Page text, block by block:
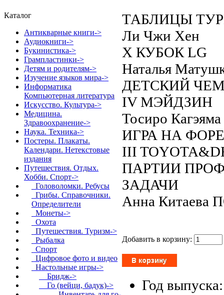
Каталог
Антикварные книги->
Аудиокниги->
Букинистика->
Грампластинки->
Детям и родителям->
Изучение языков мира->
Информатика
Компьютерная литература
Искусство. Культура->
Медицина.
Здравоохранение->
Наука. Техника->
Постеры. Плакаты.
Календари. Нетекстовые
издания
Путешествия. Отдых.
Хобби. Спорт->
Головоломки. Ребусы
Грибы. Справочники.
Определители
Монеты->
Охота
Путешествия. Туризм->
Рыбалка
Спорт
Цифровое фото и видео
Настольные игры->
Бридж->
Го (вейци, бадук)->
ТАБЛИЦЫ
Ли Чжи Хен
Х КУБОК LG
Наталья
ДЕТСКИЙ
IV МЭЙДЗИН
Тосиро Кагэяма
ИГРА НА
III
ПАРТИИ
ЗАДАЧИ
Анна
Добавить в корзину:
Год